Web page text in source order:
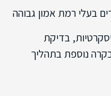
בעלי רמת אמון גבוהה
בדיקת
נוספת בתהליך